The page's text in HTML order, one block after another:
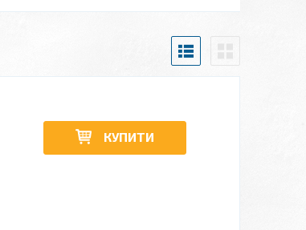
КУПИТИ